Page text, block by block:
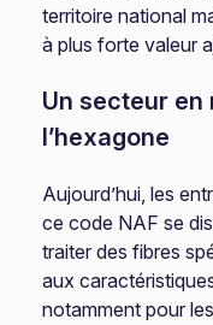
territoire national
à plus forte valeur
Un secteur en
l’hexagone
Aujourd’hui, les
ce code NAF se
traiter des fibres
aux
notamment pour